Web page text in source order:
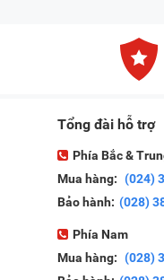
Tổng đài hỗ trợ
Phía Bắc &
Mua hàng: (024)
Bảo hành: (028)
Phía Nam
Mua hàng: (028)